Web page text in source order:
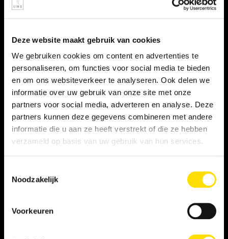
Deze website maakt gebruik van cookies
We gebruiken cookies om content en advertenties te
personaliseren, om functies voor social media te bieden
en om ons websiteverkeer te analyseren. Ook delen we
informatie over uw gebruik van onze site met onze
partners voor social media, adverteren en analyse. Deze
partners kunnen deze gegevens combineren met andere
informatie die u aan ze heeft verstrekt of die ze hebben
verzameld op basis van uw gebruik van hun services.
Noodzakelijk
Voorkeuren
EVENT SECURITY OFFICER